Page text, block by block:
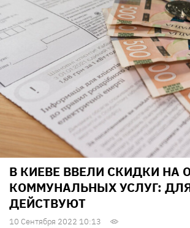
В КИЕВЕ ВВЕЛИ СКИДКИ НА
КОММУНАЛЬНЫХ УСЛУГ:
ДЕЙСТВУЮТ
10 Сентября 2022 10:13